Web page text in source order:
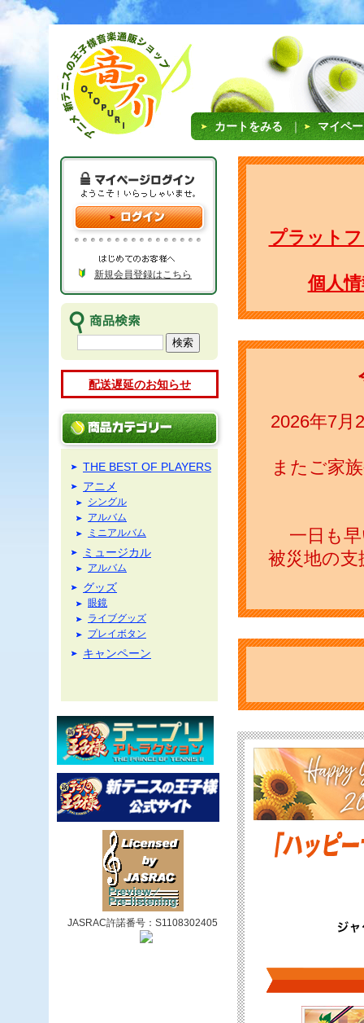
カートをみる ｜ マイペ
新規会員登録はこちら
配送遅延のお知らせ
THE BEST OF PLAYERS
アニメ
シングル
アルバム
ミニアルバム
ミュージカル
アルバム
グッズ
眼鏡
ライブグッズ
プレイボタン
キャンペーン
JASRAC許諾番号：S1108302405
プラット
個人
2026年7月
またご家
一日も
被災地の